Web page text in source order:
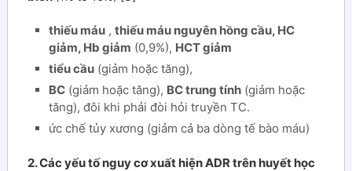
thiếu máu, thiếu máu nguyên hồng cầu, HC
giảm, Hb giảm (0,9%), HCT giảm
tiểu cầu(giảm hoặc tăng),
BC(giảm hoặc tăng), BC trung tính(giảm hoặc
tăng), đôi khi phải đòi hỏi truyền TC.
ức chế tủy xương (giảm cả ba dòng tế bào máu)
2. Các yếu tố nguy cơ xuất hiện ADR trên huyết học